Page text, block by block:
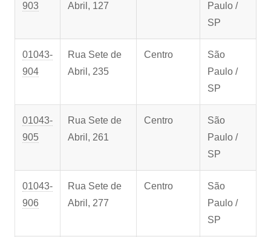
903
Abril, 127
Paulo /
SP
01043-
904
Rua Sete de
Abril, 235
Centro
São
Paulo /
SP
01043-
905
Rua Sete de
Abril, 261
Centro
São
Paulo /
SP
01043-
906
Rua Sete de
Abril, 277
Centro
São
Paulo /
SP